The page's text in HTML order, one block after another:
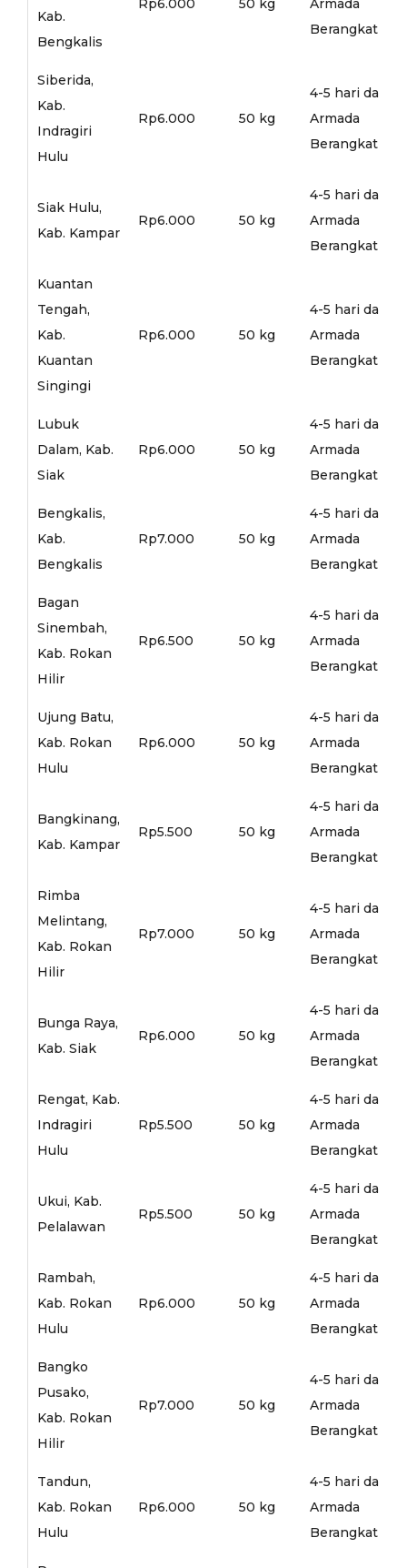
Kab.
Bengkalis
Rp6.000 50 kg
Armada
Berangkat
Siberida,
Kab.
Indragiri
Hulu
Rp6.000 50 kg
4-5 hari dari
Armada
Berangkat
Siak Hulu,
Kab. Kampar
Rp6.000 50 kg
4-5 hari dari
Armada
Berangkat
Kuantan
Tengah,
Kab.
Kuantan
Singingi
Rp6.000 50 kg
4-5 hari dari
Armada
Berangkat
Lubuk
Dalam, Kab.
Siak
Rp6.000 50 kg
4-5 hari dari
Armada
Berangkat
Bengkalis,
Kab.
Bengkalis
Rp7.000 50 kg
4-5 hari dari
Armada
Berangkat
Bagan
Sinembah,
Kab. Rokan
Hilir
Rp6.500 50 kg
4-5 hari dari
Armada
Berangkat
Ujung Batu,
Kab. Rokan
Hulu
Rp6.000 50 kg
4-5 hari dari
Armada
Berangkat
Bangkinang,
Kab. Kampar
Rp5.500 50 kg
4-5 hari dari
Armada
Berangkat
Rimba
Melintang,
Kab. Rokan
Hilir
Rp7.000 50 kg
4-5 hari dari
Armada
Berangkat
Bunga Raya,
Kab. Siak
Rp6.000 50 kg
4-5 hari dari
Armada
Berangkat
Rengat, Kab.
Indragiri
Hulu
Rp5.500 50 kg
4-5 hari dari
Armada
Berangkat
Ukui, Kab.
Pelalawan
Rp5.500 50 kg
4-5 hari dari
Armada
Berangkat
Rambah,
Kab. Rokan
Hulu
Rp6.000 50 kg
4-5 hari dari
Armada
Berangkat
Bangko
Pusako,
Kab. Rokan
Hilir
Rp7.000 50 kg
4-5 hari dari
Armada
Berangkat
Tandun,
Kab. Rokan
Hulu
Rp6.000 50 kg
4-5 hari dari
Armada
Berangkat